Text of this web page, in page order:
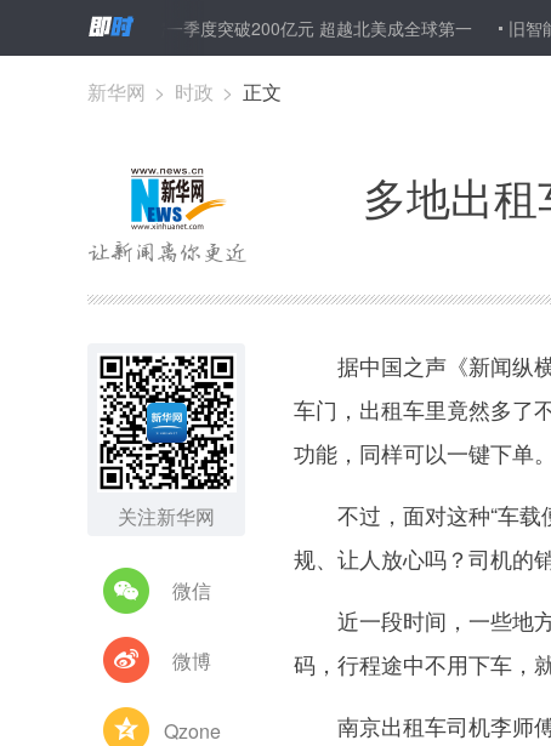
国电影票房一季度突破200亿元 超越北美成全球第一 旧智能手机变
新华网 > 时政 > 正文
多地出
关注新华网
微信
微博
Qzone
据中国之声《新闻纵横
车门，出租车里竟然多了
功能，同样可以一键下单。
不过，面对这种“车载
规、让人放心吗？司机的
近一段时间，一些地方
码，行程途中不用下车，
南京出租车司机李师傅